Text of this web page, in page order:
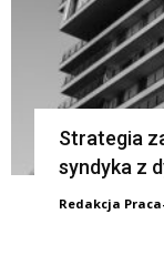
Strategia
syndyka z
Redakcja